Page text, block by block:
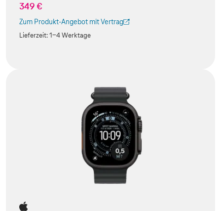
349 €
Zum Produkt-Angebot mit Vertrag
(Der Link wird in einem neuen Tab geöffnet)
Lieferzeit:1-4 Werktage